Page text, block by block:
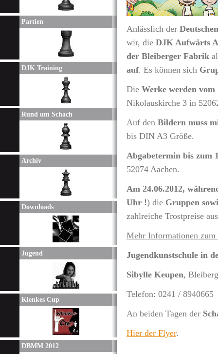
Partien
DJK Training
Rund um Schach
Archiv
Downloads
Jugend
Klenkes Cup
DBMM 2012
Anlässlich der
wir, die DJK Aufwärts
der Bleiberger Fabrik
auf. Es können sich
Die Werke werden
Nikolauskirche 3 in
Auf den Bildern muss
bis DIN A3 Größe.
Abgabetermin bis zum
52074 Aachen.
Am 24.06.2012,
Uhr !) die Gruppen
zahlreiche Trostpreise
Mehr Informationen zum
Jugendkunstschule in
Sibylle Keupen,
Telefon: 0241 / 8940665
An beiden Tagen der
Hier der Flyer.